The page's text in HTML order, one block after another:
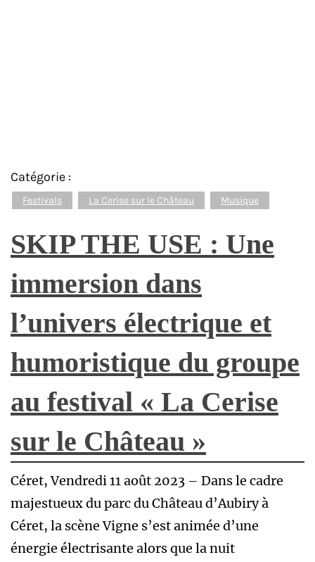
Catégorie :
Festivals La Cerise sur le Château Musique
SKIP THE USE : Une
immersion dans
l’univers électrique et
humoristique du groupe
au festival « La Cerise
sur le Château »
Céret, Vendredi 11 août 2023 – Dans le cadre
majestueux du parc du Château d’Aubiry à
Céret, la scène Vigne s’est animée d’une
énergie électrisante alors que la nuit